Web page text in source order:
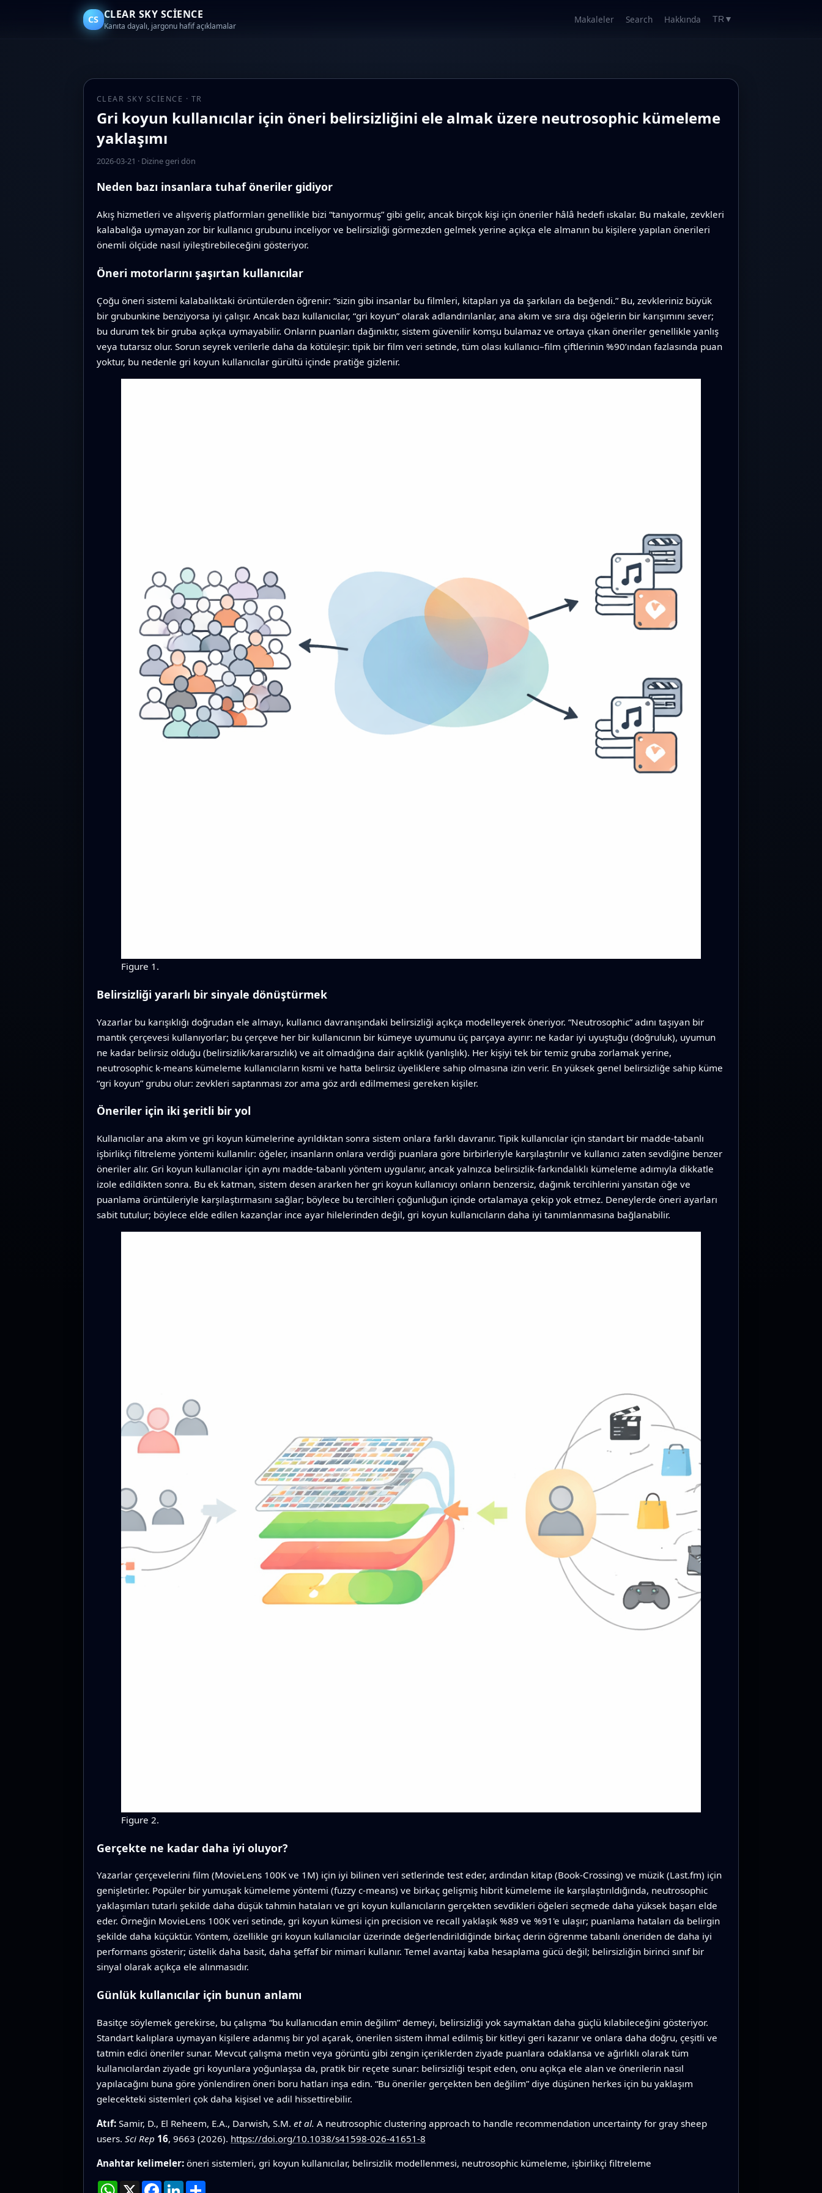
CS CLEAR SKY SCIENCE
Kanıta dayalı, jargonu hafif açıklamalar
Makaleler Search Hakkında TR ▼
CLEAR SKY SCIENCE · TR
Gri koyun kullanıcılar için öneri belirsizliğini ele almak üzere neutrosophic kümeleme
yaklaşımı
2026-03-21 · Dizine geri dön
Neden bazı insanlara tuhaf öneriler gidiyor
Akış hizmetleri ve alışveriş platformları genellikle bizi “tanıyormuş” gibi gelir, ancak birçok kişi için öneriler hâlâ hedefi ıskalar. Bu makale, zevkleri
kalabalığa uymayan zor bir kullanıcı grubunu inceliyor ve belirsizliği görmezden gelmek yerine açıkça ele almanın bu kişilere yapılan önerileri
önemli ölçüde nasıl iyileştirebileceğini gösteriyor.
Öneri motorlarını şaşırtan kullanıcılar
Çoğu öneri sistemi kalabalıktaki örüntülerden öğrenir: “sizin gibi insanlar bu filmleri, kitapları ya da şarkıları da beğendi.” Bu, zevkleriniz büyük
bir grubunkine benziyorsa iyi çalışır. Ancak bazı kullanıcılar, “gri koyun” olarak adlandırılanlar, ana akım ve sıra dışı öğelerin bir karışımını sever;
bu durum tek bir gruba açıkça uymayabilir. Onların puanları dağınıktır, sistem güvenilir komşu bulamaz ve ortaya çıkan öneriler genellikle yanlış
veya tutarsız olur. Sorun seyrek verilerle daha da kötüleşir: tipik bir film veri setinde, tüm olası kullanıcı–film çiftlerinin %90’ından fazlasında puan
yoktur, bu nedenle gri koyun kullanıcılar gürültü içinde pratiğe gizlenir.
Figure 1.
Belirsizliği yararlı bir sinyale dönüştürmek
Yazarlar bu karışıklığı doğrudan ele almayı, kullanıcı davranışındaki belirsizliği açıkça modelleyerek öneriyor. “Neutrosophic” adını taşıyan bir
mantık çerçevesi kullanıyorlar; bu çerçeve her bir kullanıcının bir kümeye uyumunu üç parçaya ayırır: ne kadar iyi uyuştuğu (doğruluk), uyumun
ne kadar belirsiz olduğu (belirsizlik/kararsızlık) ve ait olmadığına dair açıklık (yanlışlık). Her kişiyi tek bir temiz gruba zorlamak yerine,
neutrosophic k‑means kümeleme kullanıcıların kısmi ve hatta belirsiz üyeliklere sahip olmasına izin verir. En yüksek genel belirsizliğe sahip küme
“gri koyun” grubu olur: zevkleri saptanması zor ama göz ardı edilmemesi gereken kişiler.
Öneriler için iki şeritli bir yol
Kullanıcılar ana akım ve gri koyun kümelerine ayrıldıktan sonra sistem onlara farklı davranır. Tipik kullanıcılar için standart bir madde‑tabanlı
işbirlikçi filtreleme yöntemi kullanılır: öğeler, insanların onlara verdiği puanlara göre birbirleriyle karşılaştırılır ve kullanıcı zaten sevdiğine benzer
öneriler alır. Gri koyun kullanıcılar için aynı madde‑tabanlı yöntem uygulanır, ancak yalnızca belirsizlik‑farkındalıklı kümeleme adımıyla dikkatle
izole edildikten sonra. Bu ek katman, sistem desen ararken her gri koyun kullanıcıyı onların benzersiz, dağınık tercihlerini yansıtan öğe ve
puanlama örüntüleriyle karşılaştırmasını sağlar; böylece bu tercihleri çoğunluğun içinde ortalamaya çekip yok etmez. Deneylerde öneri ayarları
sabit tutulur; böylece elde edilen kazançlar ince ayar hilelerinden değil, gri koyun kullanıcıların daha iyi tanımlanmasına bağlanabilir.
Figure 2.
Gerçekte ne kadar daha iyi oluyor?
Yazarlar çerçevelerini film (MovieLens 100K ve 1M) için iyi bilinen veri setlerinde test eder, ardından kitap (Book‑Crossing) ve müzik (Last.fm) için
genişletirler. Popüler bir yumuşak kümeleme yöntemi (fuzzy c‑means) ve birkaç gelişmiş hibrit kümeleme ile karşılaştırıldığında, neutrosophic
yaklaşımları tutarlı şekilde daha düşük tahmin hataları ve gri koyun kullanıcıların gerçekten sevdikleri öğeleri seçmede daha yüksek başarı elde
eder. Örneğin MovieLens 100K veri setinde, gri koyun kümesi için precision ve recall yaklaşık %89 ve %91'e ulaşır; puanlama hataları da belirgin
şekilde daha küçüktür. Yöntem, özellikle gri koyun kullanıcılar üzerinde değerlendirildiğinde birkaç derin öğrenme tabanlı öneriden de daha iyi
performans gösterir; üstelik daha basit, daha şeffaf bir mimari kullanır. Temel avantaj kaba hesaplama gücü değil; belirsizliğin birinci sınıf bir
sinyal olarak açıkça ele alınmasıdır.
Günlük kullanıcılar için bunun anlamı
Basitçe söylemek gerekirse, bu çalışma “bu kullanıcıdan emin değilim” demeyi, belirsizliği yok saymaktan daha güçlü kılabileceğini gösteriyor.
Standart kalıplara uymayan kişilere adanmış bir yol açarak, önerilen sistem ihmal edilmiş bir kitleyi geri kazanır ve onlara daha doğru, çeşitli ve
tatmin edici öneriler sunar. Mevcut çalışma metin veya görüntü gibi zengin içeriklerden ziyade puanlara odaklansa ve ağırlıklı olarak tüm
kullanıcılardan ziyade gri koyunlara yoğunlaşsa da, pratik bir reçete sunar: belirsizliği tespit eden, onu açıkça ele alan ve önerilerin nasıl
yapılacağını buna göre yönlendiren öneri boru hatları inşa edin. “Bu öneriler gerçekten ben değilim” diye düşünen herkes için bu yaklaşım
gelecekteki sistemleri çok daha kişisel ve adil hissettirebilir.
Atıf: Samir, D., El Reheem, E.A., Darwish, S.M. et al. A neutrosophic clustering approach to handle recommendation uncertainty for gray sheep
users. Sci Rep 16, 9663 (2026). https://doi.org/10.1038/s41598-026-41651-8
Anahtar kelimeler: öneri sistemleri, gri koyun kullanıcılar, belirsizlik modellenmesi, neutrosophic kümeleme, işbirlikçi filtreleme
WhatsApp
X Facebook
LinkedInPaylaş